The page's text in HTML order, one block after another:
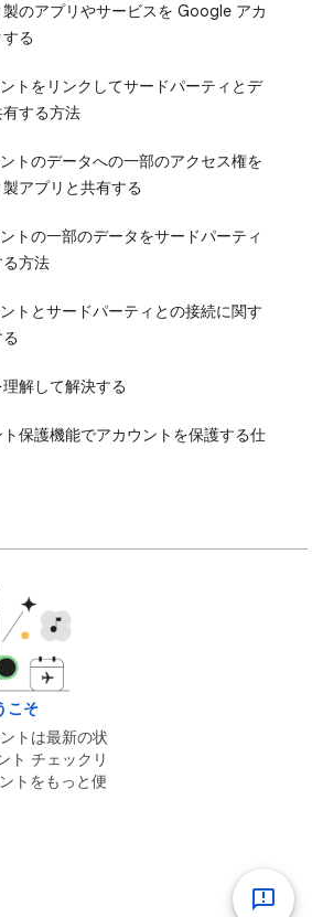
のアプリやサービスを Google アカ
る
トをリンクしてサードパーティとデ
する方法
トのデータへの一部のアクセス権を
アプリと共有する
トの一部のデータをサードパーティ
方法
トとサードパーティとの接続に関す
解して解決する
保護機能でアカウントを保護する仕
こそ
トは最新の状
ト チェックリ
トをもっと便